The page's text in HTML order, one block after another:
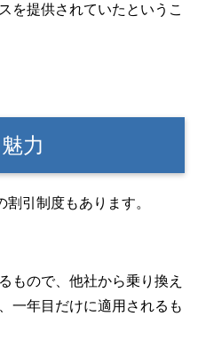
を提供されていたというこ
力
引制度もあります。
もので、他社から乗り換え
一年目だけに適用されるも